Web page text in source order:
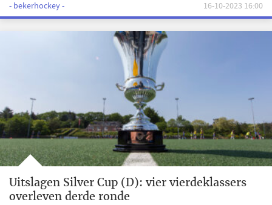
- bekerhockey - 16-10-2023 16:00
Uitslagen Silver Cup (D): vier vierdeklassers
overleven derde ronde